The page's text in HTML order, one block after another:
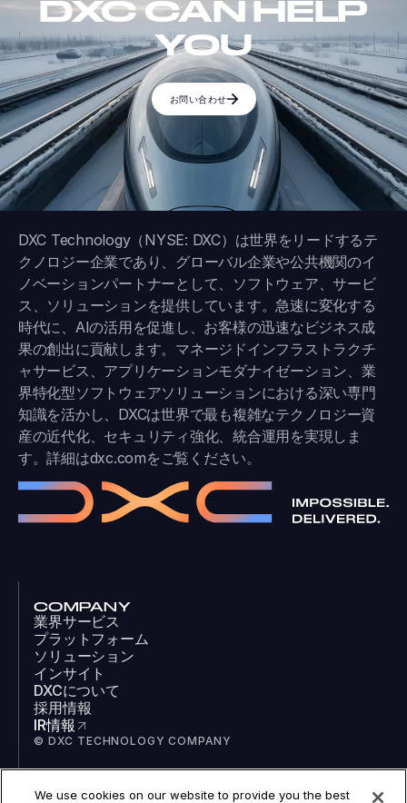
DXC CAN HELP
YOU
お問い合わせ
DXC Technology（NYSE: DXC）は世界をリードするテ
クノロジー企業であり、グローバル企業や公共機関のイ
ノベーションパートナーとして、ソフトウェア、サービ
ス、ソリューションを提供しています。急速に変化する
時代に、AIの活用を促進し、お客様の迅速なビジネス成
果の創出に貢献します。マネージドインフラストラクチ
ャサービス、アプリケーションモダナイゼーション、業
界特化型ソフトウェアソリューションにおける深い専門
知識を活かし、DXCは世界で最も複雑なテクノロジー資
産の近代化、セキュリティ強化、統合運用を実現しま
す。詳細はdxc.comをご覧ください。
COMPANY
業界サービス
プラットフォーム
ソリューション
インサイト
DXCについて
採用情報
IR情報
© DXC TECHNOLOGY COMPANY
SOCIAL
We use cookies on our website to provide you the best